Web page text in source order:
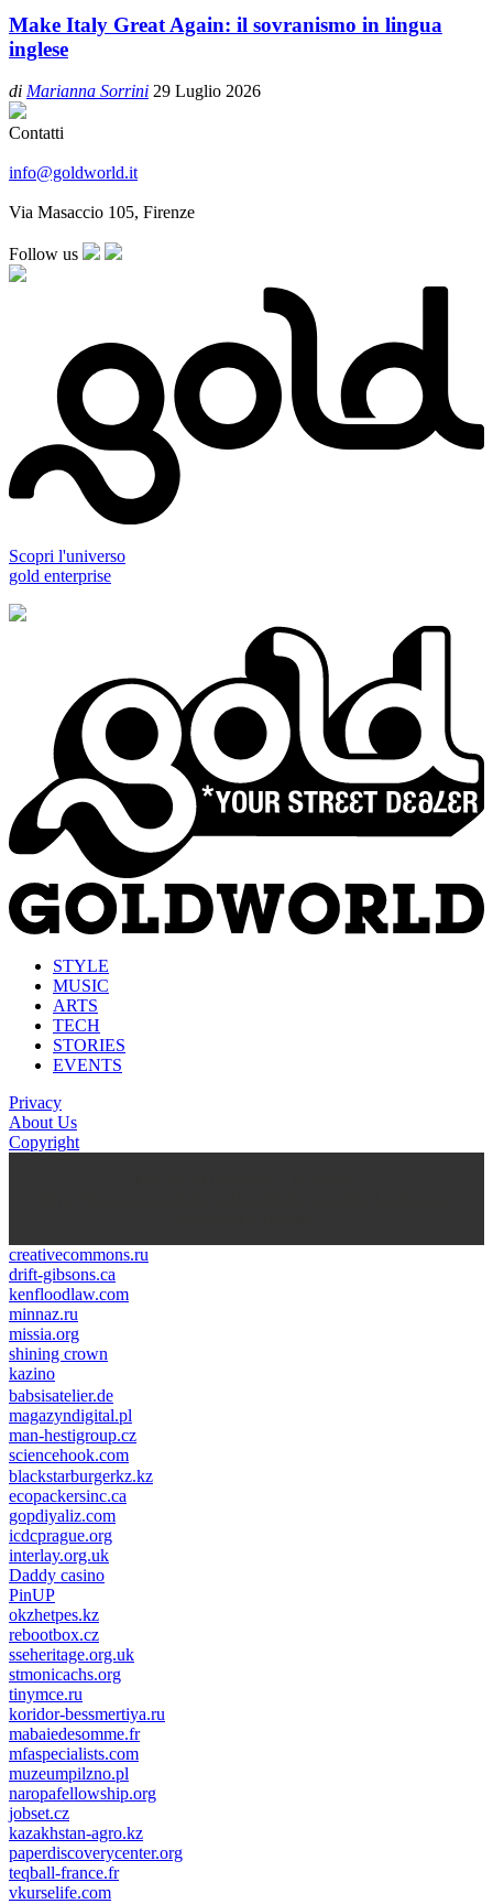
Make Italy Great Again: il sovranismo in lingua
inglese
di Marianna Sorrini 29 Luglio 2026
Contatti
info@goldworld.it
Via Masaccio 105, Firenze
Follow us
Scopri l'universo
gold enterprise
STYLE
MUSIC
ARTS
TECH
STORIES
EVENTS
Privacy
About Us
Copyright
creativecommons.ru
drift-gibsons.ca
kenfloodlaw.com
minnaz.ru
missia.org
shining crown
kazino
casino lemon
pinco giriş
babsisatelier.de
magazyndigital.pl
man-hestigroup.cz
sciencehook.com
олимп казино
blackstarburgerkz.kz
ecopackersinc.ca
gopdiyaliz.com
icdcprague.org
interlay.org.uk
Daddy casino
PinUP
okzhetpes.kz
rebootbox.cz
sseheritage.org.uk
stmonicachs.org
tinymce.ru
koridor-bessmertiya.ru
mabaiedesomme.fr
mfaspecialists.com
muzeumpilzno.pl
naropafellowship.org
jobset.cz
kazakhstan-agro.kz
paperdiscoverycenter.org
teqball-france.fr
vkurselife.com